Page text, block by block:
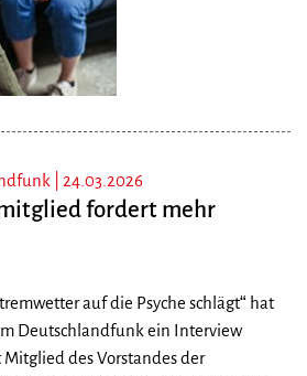
| 24.03.2026
fordert mehr
auf die Psyche schlägt“ hat
Deutschlandfunk ein Interview
des Vorstandes der